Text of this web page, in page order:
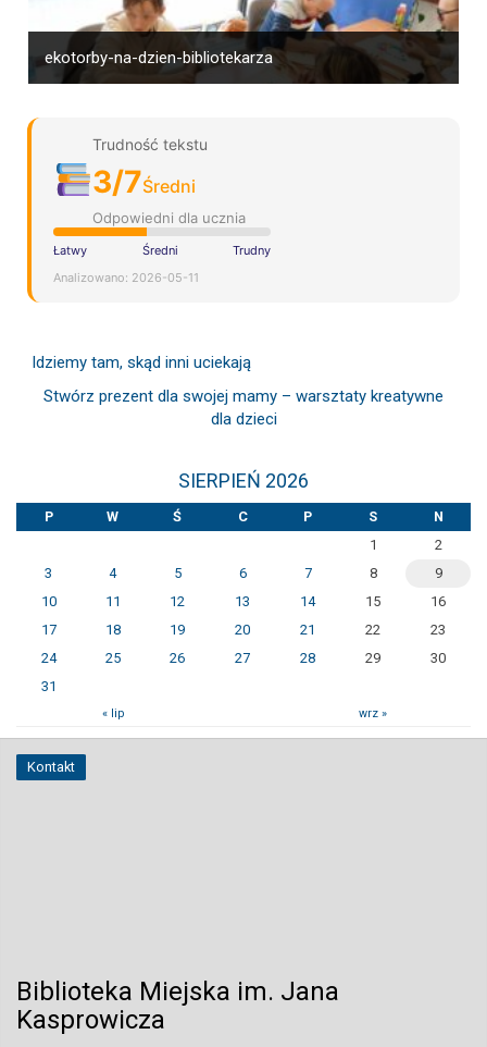
ekotorby-na-dzien-bibliotekarza
Trudność tekstu
3/7Średni
Odpowiedni dla ucznia
Łatwy Średni
Trudny
Analizowano: 2026-05-11
Idziemy tam, skąd inni uciekają
Stwórz prezent dla swojej mamy – warsztaty kreatywne
dla dzieci
SIERPIEŃ 2026
P W Ś C P S
N
1
2
3
4 5 6 7 8
9
10
11 12 13 14 15
16
17
18 19 20 21 22
23
24
25 26 27 28 29
30
31
« lip wrz »
Kontakt
Biblioteka Miejska im. Jana
Kasprowicza